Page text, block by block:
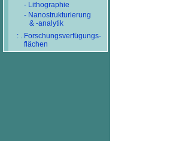
- Lithographie
- Nanostrukturierung
& -analytik
: . Forschungsverfügungs-
flächen